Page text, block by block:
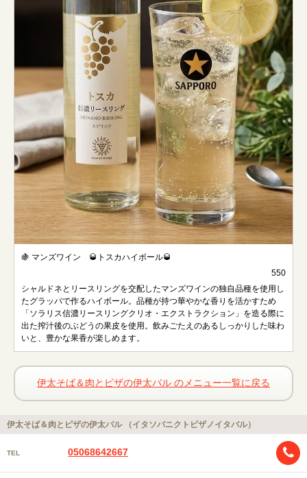
🍇 マンズワイン 🥃トスカハイボール🥃
550
シャルドネとリースリングを交配したマンズワインの独自品種を使用し
たグラッパで作るハイボール。品種が持つ華やかな香りを活かすため
「ソラリス信濃リースリングクリオ・エクストラクション」を造る際に
出た搾汁後のぶどうの果皮を使用。飲みごたえのあるしっかりした味わ
いと、豊かな果香が楽しめます。
伊太そば＆肉とピザの伊太バル のメニュー一覧に戻る
伊太そば＆肉とピザの伊太バル （イタソバニクトピザノイタバル）
TEL 05068642667